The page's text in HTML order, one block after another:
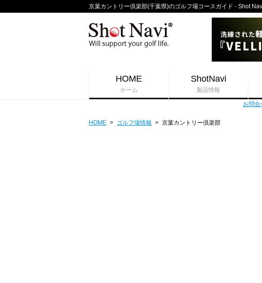
京葉カントリー倶楽部(千葉県)のゴルフ場コースガイド - Shot
HOME
ホーム
ShotNavi
製品情報
お問
HOME > ゴルフ場情報 > 京葉カントリー倶楽部